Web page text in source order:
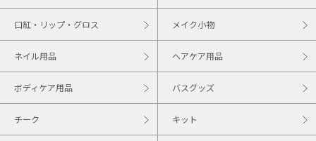
口紅・リップ・グロス メイク小物
ネイル用品 ヘアケア用品
ボディケア用品 バスグッズ
チーク キット